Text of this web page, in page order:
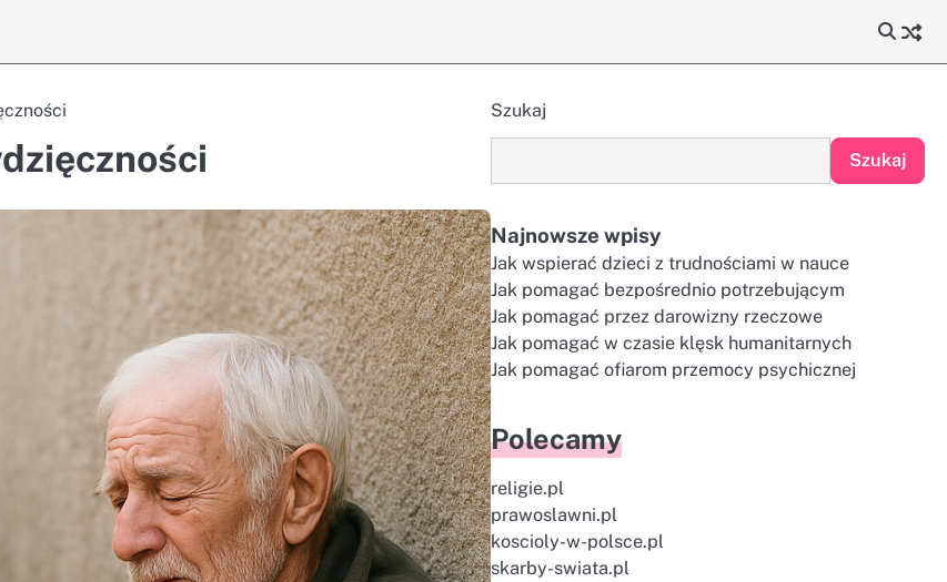
Szukaj
Szukaj
Najnowsze wpisy
Jak wspierać dzieci z trudnościami w nauce
Jak pomagać bezpośrednio potrzebującym
Jak pomagać przez darowizny rzeczowe
Jak pomagać w czasie klęsk humanitarnych
Jak pomagać ofiarom przemocy psychicznej
Polecamy
religie.pl
prawoslawni.pl
koscioly-w-polsce.pl
skarby-swiata.pl